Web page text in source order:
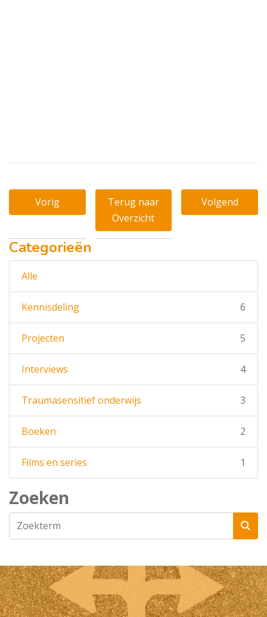
Vorig
Terug naar
Overzicht
Volgend
Categorieën
Alle
Kennisdeling 6
Projecten 5
Interviews 4
Traumasensitief onderwijs 3
Boeken 2
Films en series 1
Zoeken